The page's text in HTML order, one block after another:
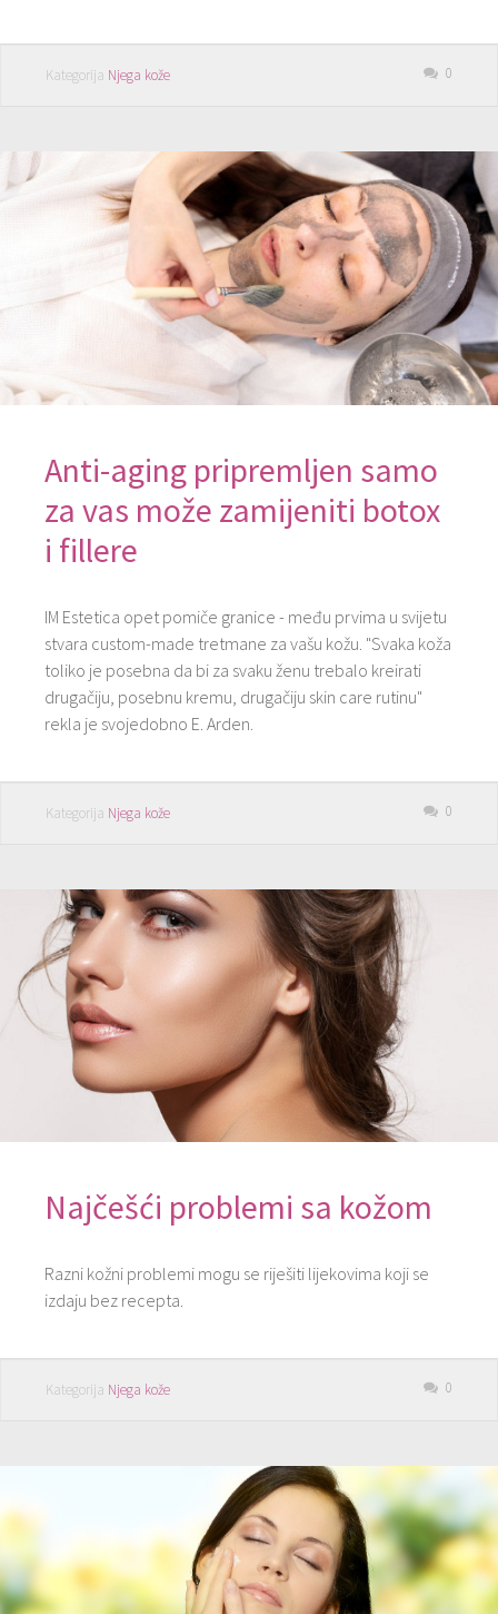
Kategorija Njega kože 0
Anti-aging pripremljen samo
za vas može ​zamijeniti ​botox
i fillere​ ​
IM Estetica ​opet pomiče granice ​- među prvima u svijetu
stvara custom-made tretmane za vašu kožu. "Svaka koža
toliko je posebna da bi za svaku ženu trebalo kreirati
drugačiju, posebnu kremu, drugačiju skin care rutinu"
rekla je svojedobno E. Arden.
Kategorija Njega kože 0
Najčešći problemi sa kožom
Razni kožni problemi mogu se riješiti lijekovima koji se
izdaju bez recepta.
Kategorija Njega kože 0